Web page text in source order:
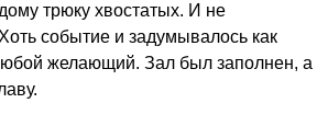
трюку хвостатых. И не
событие и задумывалось как
желающий. Зал был заполнен, а